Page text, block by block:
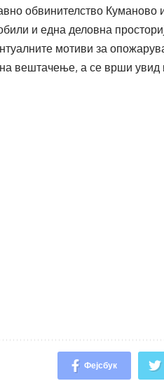
обвинителство Куманово
и една деловна
мотиви за
вештачење, а се врши
Фејсбук